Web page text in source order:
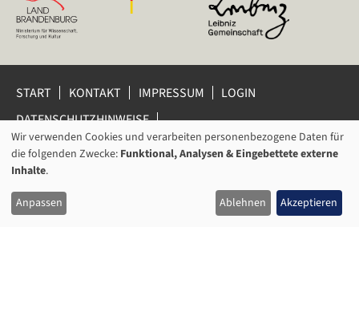
START KONTAKT IMPRESSUM
LOGIN
DATENSCHUTZHINWEISE
DATENSCHUTZ-EINSTELLUNGEN
HINWEISGEBERSCHUTZ
(ZZF) e.V.
VERWENDUNG
VON
PERSONENBEZOGENEN
DATEN
Wir verwenden Cookies und verarbeiten personenbezogene Daten für
die folgenden Zwecke: Funktional, Analysen & Eingebettete externe
Inhalte.
Anpassen Ablehnen Akzeptieren